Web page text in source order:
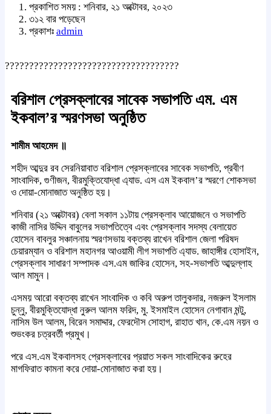
প্রকাশিত সময় : শনিবার, ২১ অক্টোবর, ২০২৩
৩১২ বার পড়েছেন
প্রকাশঃ admin
????????????????????????????????????
বরিশাল প্রেসক্লাবের সাবেক সভাপতি এম. এম
ইকবাল’র স্মরণসভা অনুষ্ঠিত
শামীম আহমেদ ॥
শহীদ আব্দুর রব সেরনিয়াবাত বরিশাল প্রেসক্লাবের সাবেক সভাপতি, প্রবীণ
সাংবাদিক, গুণীজন, বীরমুক্তিযোদ্ধা এ্যাড. এস এম ইকবাল’র স্মরণে শোকসভা
ও দোয়া-মোনাজাত অনুষ্ঠিত হয়।
শনিবার (২১ অক্টোবর) বেলা সকাল ১১টায় প্রেসক্লাব আয়োজনে ও সভাপতি
কাজী নাসির উদ্দিন বাবুলের সভাপতিত্বে এবং প্রেসক্লাব সদস্য বেলায়েত
হোসেন বাবলুর সঞ্চালনায় স্মরণসভায় বক্তব্য রাখেন বরিশাল জেলা পরিষদ
চেয়ারম্যান ও বরিশাল মহানগর আওয়ামী লীগ সভাপতি এ্যাড. জাহাঙ্গীর হোসাইন,
প্রেসক্লাব সাধারণ সম্পাদক এস.এম জাকির হোসেন, সহ-সভাপতি আব্দুল্লাহ
আল মামুন।
এসময় আরো বক্তব্য রাখেন সাংবাদিক ও কবি অরুপ তালুকদার, নজরুল ইসলাম
চুন্নু, বীরমুক্তিযোদ্ধা নুরুল আলম ফরিদ, মু. ইসমাইল হোসেন নেগাবান মন্টু,
নাসিম উল আলম, বিরেন সমাদ্দার, ফেরদৌস সোহাগ, রাহাত খান, কে.এম নয়ন ও
শুভংকর চত্রবর্তী প্রমুখ।
পরে এস.এম ইকবালসহ প্রেসক্লাবের প্রয়াত সকল সাংবাদিকের রুহের
মাগফিরাত কামনা করে দোয়া-মোনাজাত করা হয়।